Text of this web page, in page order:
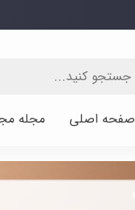
صفحه اصلی مجله